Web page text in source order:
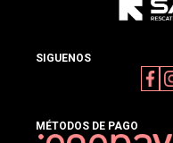
SIGUENOS
MÉTODOS DE PAGO